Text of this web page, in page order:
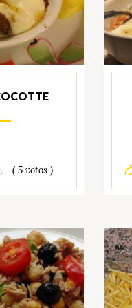
( 5 votos )